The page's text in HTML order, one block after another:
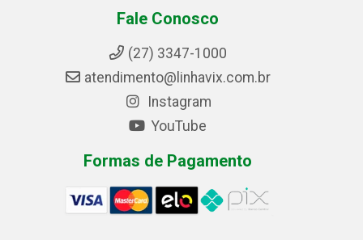
Fale Conosco
(27) 3347-1000
atendimento@linhavix.com.br
Instagram
YouTube
Formas de Pagamento